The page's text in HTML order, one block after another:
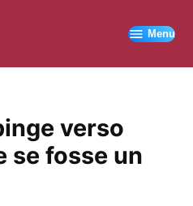
Menu
verso
se fosse un